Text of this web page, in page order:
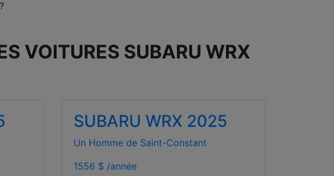
VOITURES SUBARU WRX
SUBARU WRX 2025
Un Homme de Saint-Constant
1556 $ /année